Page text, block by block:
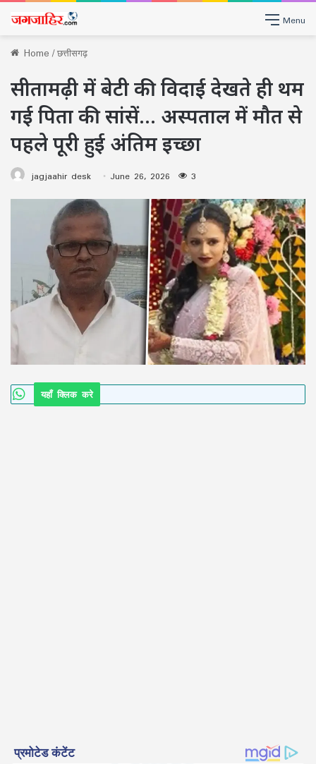
Menu
Home/छत्तीसगढ़
सीतामढ़ी में बेटी की विदाई देखते ही थम
गई पिता की सांसें… अस्पताल में मौत से
पहले पूरी हुई अंतिम इच्छा
jagjaahir desk June 26, 2026 3
यहाँ क्लिक करे